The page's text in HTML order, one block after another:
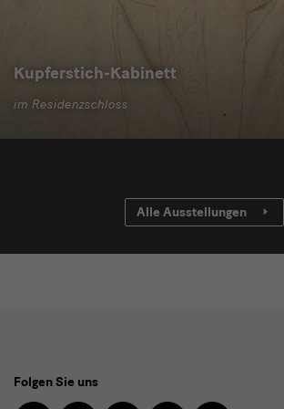
Kupferstich-Kabinett
im Residenzschloss
Alle Ausstellungen
Media
Folgen Sie uns